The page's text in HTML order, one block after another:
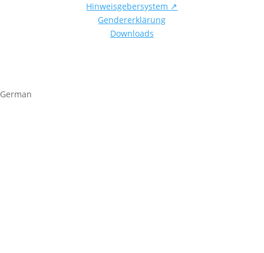
Hinweisgebersystem ↗
Gendererklärung
Downloads
German